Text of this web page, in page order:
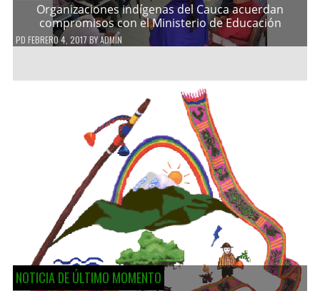
Organizaciones indígenas del Cauca acuerdan
compromisos con el Ministerio de Educación
PD FEBRERO 4, 2017 BYADMIN
NOTICIA DE ÚLTIMO MOMENTO